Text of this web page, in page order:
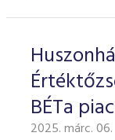
BÉTa
2025. márc. 06.